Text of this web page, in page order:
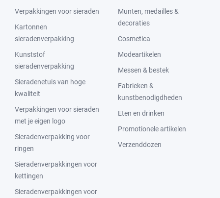
Verpakkingen voor sieraden
Kartonnen
sieradenverpakking
Kunststof
sieradenverpakking
Sieradenetuis van hoge
kwaliteit
Verpakkingen voor sieraden
met je eigen logo
Sieradenverpakking voor
ringen
Sieradenverpakkingen voor
kettingen
Sieradenverpakkingen voor
Munten, medailles &
decoraties
Cosmetica
Modeartikelen
Messen & bestek
Fabrieken &
kunstbenodigdheden
Eten en drinken
Promotionele artikelen
Verzenddozen